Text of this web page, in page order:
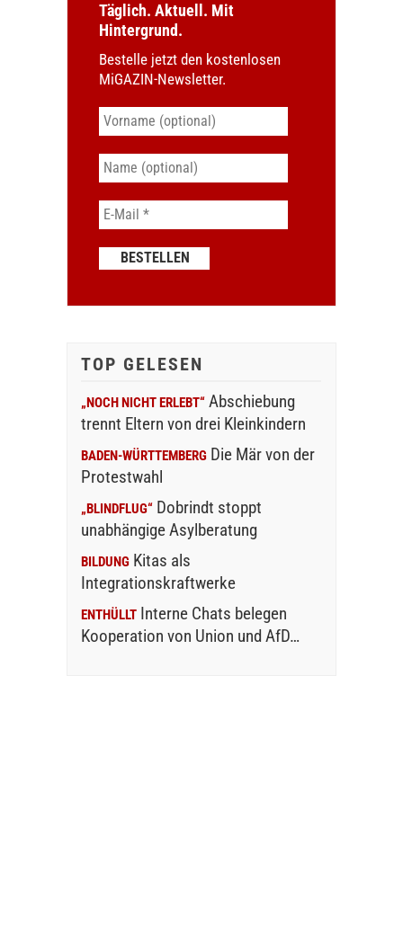
Täglich. Aktuell. Mit
Hintergrund.
Bestelle jetzt den kostenlosen
MiGAZIN-Newsletter.
TOP GELESEN
„NOCH NICHT ERLEBT“ Abschiebung
trennt Eltern von drei Kleinkindern
BADEN-WÜRTTEMBERG Die Mär von der
Protestwahl
„BLINDFLUG“ Dobrindt stoppt
unabhängige Asylberatung
BILDUNG Kitas als
Integrationskraftwerke
ENTHÜLLT Interne Chats belegen
Kooperation von Union und AfD…